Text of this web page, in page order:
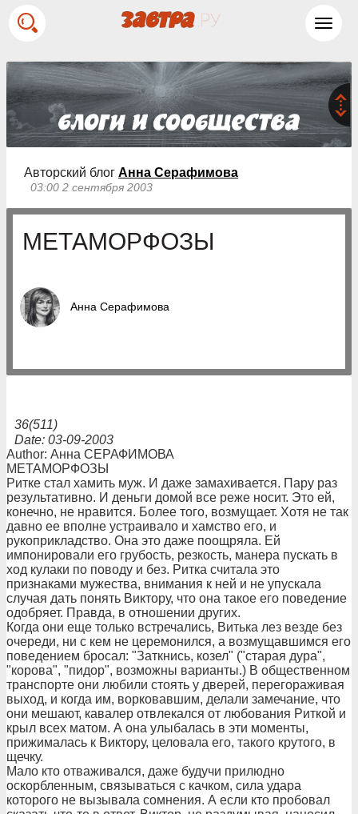
Авторский блог Анна Серафимова
03:00 2 сентября 2003
МЕТАМОРФОЗЫ
Анна Серафимова
36(511)
Date: 03-09-2003
Author: Анна СЕРАФИМОВА
МЕТАМОРФОЗЫ
Ритке стал хамить муж. И даже замахивается. Пару раз
результативно. И деньги домой все реже носит. Это ей,
конечно, не нравится. Более того, возмущает. Хотя не так
давно ее вполне устраивало и хамство его, и
рукоприкладство. Она это даже поощряла. Ей
импонировали его грубость, резкость, манера пускать в
ход кулаки по поводу и без. Ритка считала это
признаками мужества, внимания к ней и не упускала
случая дать понять Виктору, что она такое его поведение
одобряет. Правда, в отношении других.
Когда они еще только встречались, Витька лез везде без
очереди, ни с кем не церемонился, а возмущавшимся его
поведением бросал: "Заткнись, козел" ("старая дура",
"корова", "пидор", возможны варианты.) В общественном
транспорте они любили стоять у дверей, перегораживая
выход, и когда им, ворковавшим, делали замечание, что
они мешают, кавалер отвлекался от любования Риткой и
крыл всех матом. А она улыбалась в эти моменты,
прижималась к Виктору, целовала его, такого крутого, в
щечку.
Мало кто отваживался, даже будучи прилюдно
оскорбленным, связываться с качком, сила удара
которого не вызывала сомнения. А если кто пробовал